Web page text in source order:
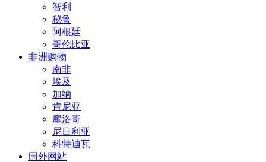
智利
秘鲁
阿根廷
哥伦比亚
非洲购物
南非
埃及
加纳
肯尼亚
摩洛哥
尼日利亚
科特迪瓦
国外网站